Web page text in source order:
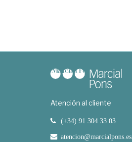
Atención al cliente
(+34) 91 304 33 03
atencion@marcialpons.es